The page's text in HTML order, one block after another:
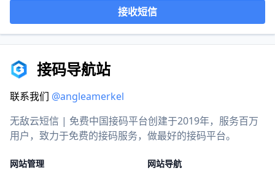
接收短信
接码导航站
联系我们 @angleamerkel
无敌云短信 | 免费中国接码平台创建于2019年，服务百万
用户，致力于免费的接码服务，做最好的接码平台。
网站管理 网站导航